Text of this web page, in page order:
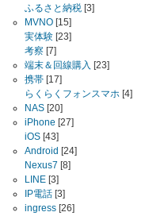
ふるさと納税 [3]
MVNO [15]
実体験 [23]
考察 [7]
端末＆回線購入 [23]
携帯 [17]
らくらくフォンスマホ [4]
NAS [20]
iPhone [27]
iOS [43]
Android [24]
Nexus7 [8]
LINE [3]
IP電話 [3]
ingress [26]